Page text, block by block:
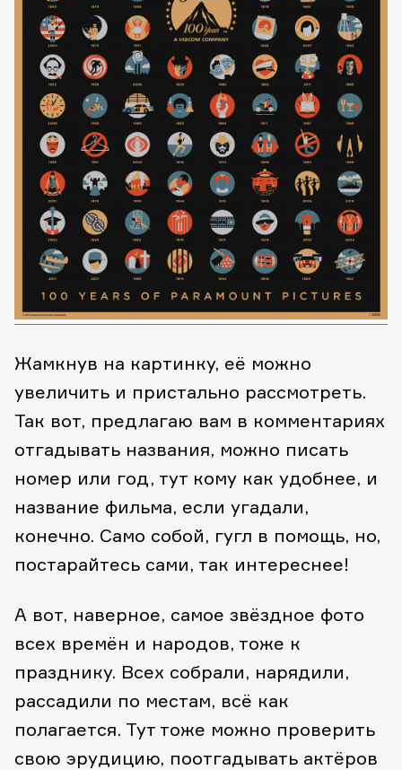
Жамкнув на картинку, её можно
увеличить и пристально рассмотреть.
Так вот, предлагаю вам в комментариях
отгадывать названия, можно писать
номер или год, тут кому как удобнее, и
название фильма, если угадали,
конечно. Само собой, гугл в помощь, но,
постарайтесь сами, так интереснее!
А вот, наверное, самое звёздное фото
всех времён и народов, тоже к
празднику. Всех собрали, нарядили,
рассадили по местам, всё как
полагается. Тут тоже можно проверить
свою эрудицию, поотгадывать актёров